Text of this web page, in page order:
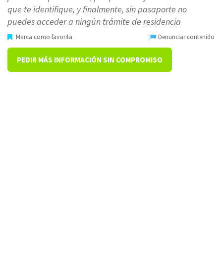
que te identifique, y finalmente, sin pasaporte no
puedes acceder a ningún trámite de residencia
Marca como favorita Denunciar contenido
PEDIR MÁS INFORMACIÓN SIN COMPROMISO